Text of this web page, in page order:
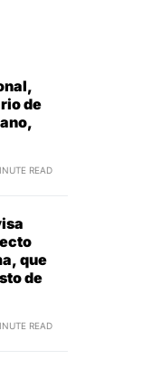
de
READ
que
de
READ